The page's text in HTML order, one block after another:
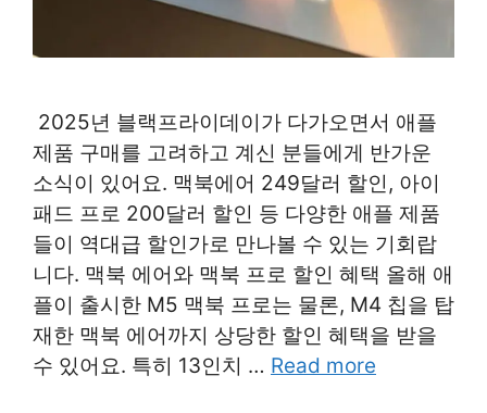
2025년 블랙프라이데이가 다가오면서 애플
제품 구매를 고려하고 계신 분들에게 반가운
소식이 있어요. 맥북에어 249달러 할인, 아이
패드 프로 200달러 할인 등 다양한 애플 제품
들이 역대급 할인가로 만나볼 수 있는 기회랍
니다. 맥북 에어와 맥북 프로 할인 혜택 올해 애
플이 출시한 M5 맥북 프로는 물론, M4 칩을 탑
재한 맥북 에어까지 상당한 할인 혜택을 받을
수 있어요. 특히 13인치 … Read more